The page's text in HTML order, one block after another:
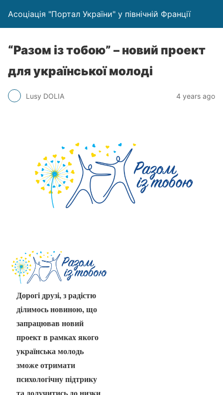
Асоціація "Портал України" у північній Франції
“Разом iз тобою” – новий проект
для української молоді
Lusy DOLIA 4 years ago
Дорогі друзі, з радістю
ділимось новиною, що
запрацював новий
проект в рамках якого
українська молодь
зможе отримати
психологічну підтрику
та долучитись до низки